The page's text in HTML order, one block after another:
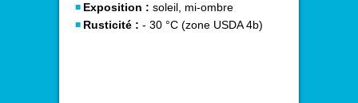
Exposition : soleil, mi-ombre
Rusticité : - 30 °C (zone USDA 4b)